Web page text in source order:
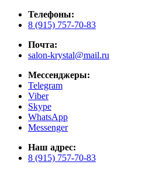
Телефоны:
8 (915) 757-70-83
Почта:
salon-krystal@mail.ru
Мессенджеры:
Telegram
Viber
Skype
WhatsApp
Messenger
Наш адрес:
8 (915) 757-70-83